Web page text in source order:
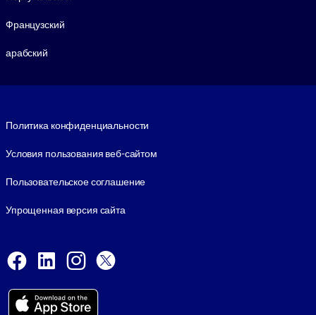
Французский
арабский
Политика конфиденциальности
Условия пользования веб-сайтом
Пользовательское соглашение
Упрощенная версия сайта
Facebook
LinkedInInstagram